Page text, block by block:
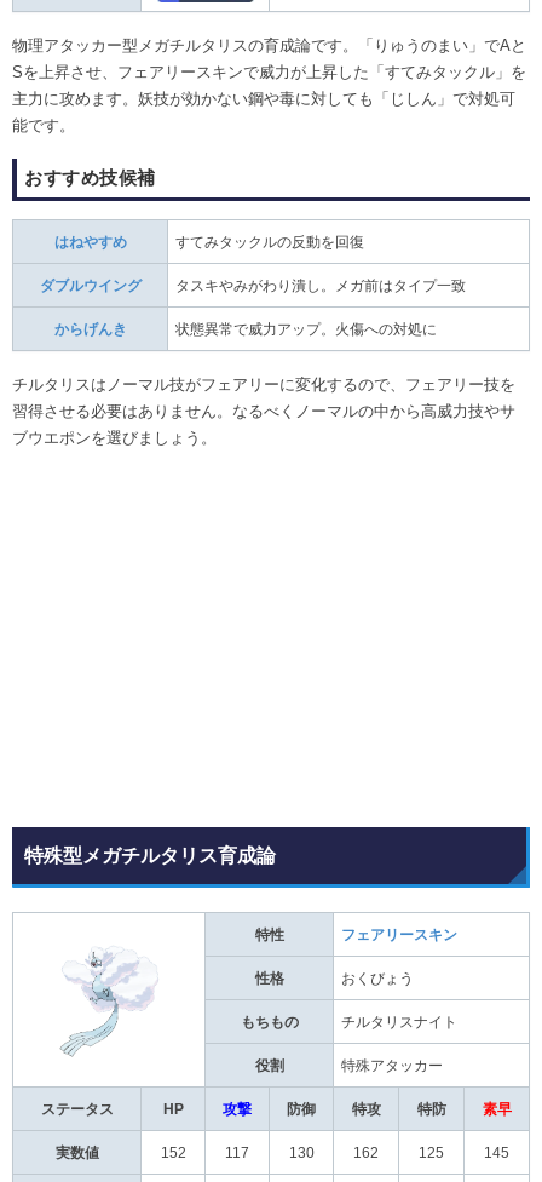
物理アタッカー型メガチルタリスの育成論です。「りゅうのまい」でAと
Sを上昇させ、フェアリースキンで威力が上昇した「すてみタックル」を
主力に攻めます。妖技が効かない鋼や毒に対しても「じしん」で対処可
能です。
おすすめ技候補
はねやすめ すてみタックルの反動を回復
ダブルウイング タスキやみがわり潰し。メガ前はタイプ一致
からげんき 状態異常で威力アップ。火傷への対処に
チルタリスはノーマル技がフェアリーに変化するので、フェアリー技を
習得させる必要はありません。なるべくノーマルの中から高威力技やサ
ブウエポンを選びましょう。
特殊型メガチルタリス育成論
特性 フェアリースキン
性格 おくびょう
もちもの チルタリスナイト
役割 特殊アタッカー
ステータス HP 攻撃 防御 特攻 特防 素早
実数値 152 117 130 162 125 145